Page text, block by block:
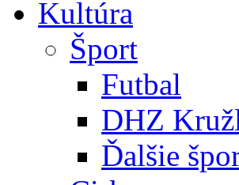
Kultúra
Šport
Futbal
DHZ
Ďalšie